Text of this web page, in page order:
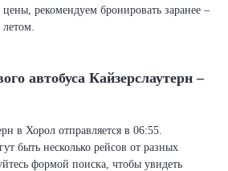
рекомендуем бронировать заранее –
автобуса Кайзерслаутерн –
в Хорол отправляется в 06:55.
быть несколько рейсов от разных
формой поиска, чтобы увидеть